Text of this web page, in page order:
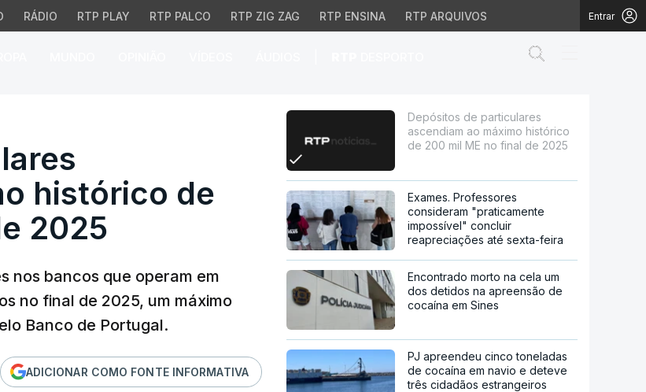
RÁDIO RTP PLAY RTP PALCO RTP ZIG ZAG RTP ENSINA RTP ARQUIVOS Entrar
ascendiam ao máximo histórico de
histórico de
2025
nos bancos que operam em
no final de 2025, um máximo
Banco de Portugal.
ADICIONAR COMO FONTE INFORMATIVA
Depósitos de particulares
ascendiam ao máximo histórico
de 200 mil ME no final de 2025
Exames. Professores
consideram "praticamente
impossível" concluir
reapreciações até sexta-feira
Encontrado morto na cela um
dos detidos na apreensão de
cocaína em Sines
PJ apreendeu cinco toneladas
de cocaína em navio e deteve
três cidadãos estrangeiros